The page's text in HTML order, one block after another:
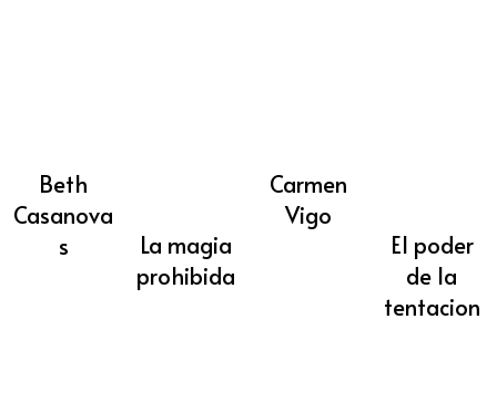
Beth
Casanova
s
La magia
prohibida
Carmen
Vigo
El poder
de la
tentacion